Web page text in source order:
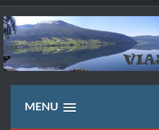
Saltar
al
contenido
MENU